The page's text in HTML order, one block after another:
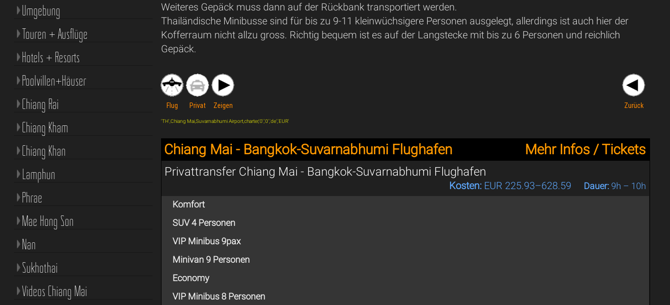
Weiteres Gepäck muss dann auf der Rückbank transportiert werden.
Thailändische Minibusse sind für bis zu 9-11 kleinwüchsigere Personen ausgelegt, allerdings ist auch hier der
Kofferraum nicht allzu gross. Richtig bequem ist es auf der Langstecke mit bis zu 6 Personen und reichlich
Gepäck.
Flug Privat Zeigen Zurück
'TH',Chiang Mai,Suvarnabhumi Airport,charter,'0','0','de','EUR'
Chiang Mai - Bangkok-Suvarnabhumi Flughafen Mehr Infos / Tickets
Privattransfer Chiang Mai - Bangkok-Suvarnabhumi Flughafen
Kosten: EUR 225.93–628.59 Dauer: 9h – 10h
Komfort
SUV 4 Personen
VIP Minibus 9pax
Minivan 9 Personen
Economy
VIP Minibus 8 Personen
Umgebung
Touren + Ausflüge
Hotels + Resorts
Poolvillen+Häuser
Chiang Rai
Chiang Kham
Chiang Khan
Lamphun
Phrae
Mae Hong Son
Nan
Sukhothai
Videos Chiang Mai